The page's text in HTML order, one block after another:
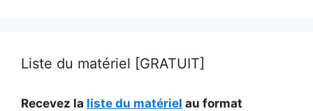
Liste du matériel [GRATUIT]
Recevez la liste du matériel au format